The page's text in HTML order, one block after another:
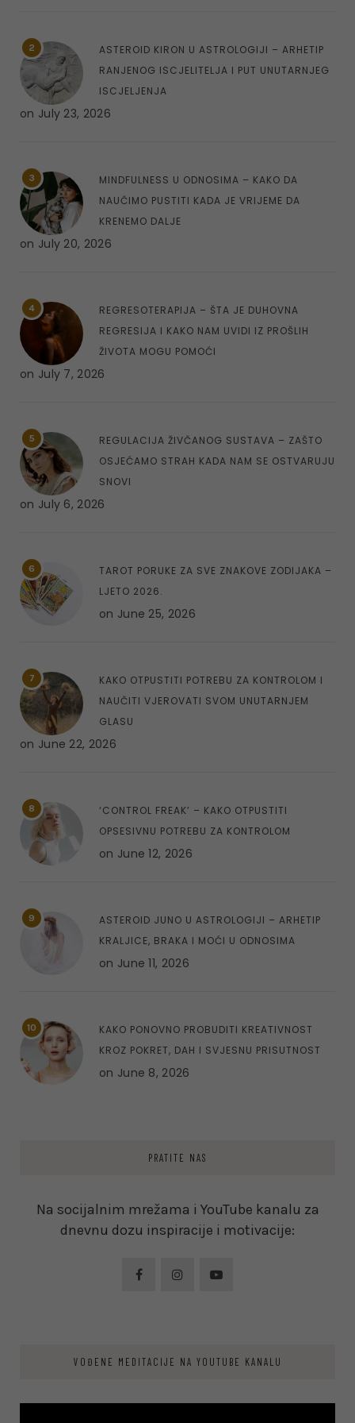
2
ASTEROID KIRON U ASTROLOGIJI – ARHETIP
RANJENOG ISCJELITELJA I PUT UNUTARNJEG
ISCJELJENJA
on July 23, 2026
3
MINDFULNESS U ODNOSIMA – KAKO DA
NAUČIMO PUSTITI KADA JE VRIJEME DA
KRENEMO DALJE
on July 20, 2026
4
REGRESOTERAPIJA – ŠTA JE DUHOVNA
REGRESIJA I KAKO NAM UVIDI IZ PROŠLIH
ŽIVOTA MOGU POMOĆI
on July 7, 2026
5
REGULACIJA ŽIVČANOG SUSTAVA – ZAŠTO
OSJEĆAMO STRAH KADA NAM SE OSTVARUJU
SNOVI
on July 6, 2026
6
TAROT PORUKE ZA SVE ZNAKOVE ZODIJAKA –
LJETO 2026.
on June 25, 2026
7
KAKO OTPUSTITI POTREBU ZA KONTROLOM I
NAUČITI VJEROVATI SVOM UNUTARNJEM
GLASU
on June 22, 2026
8
‘CONTROL FREAK’ – KAKO OTPUSTITI
OPSESIVNU POTREBU ZA KONTROLOM
on June 12, 2026
9
ASTEROID JUNO U ASTROLOGIJI – ARHETIP
KRALJICE, BRAKA I MOĆI U ODNOSIMA
on June 11, 2026
10
KAKO PONOVNO PROBUDITI KREATIVNOST
KROZ POKRET, DAH I SVJESNU PRISUTNOST
on June 8, 2026
PRATITE NAS
Na socijalnim mrežama i YouTube kanalu za
dnevnu dozu inspiracije i motivacije:
VOĐENE MEDITACIJE NA YOUTUBE KANALU